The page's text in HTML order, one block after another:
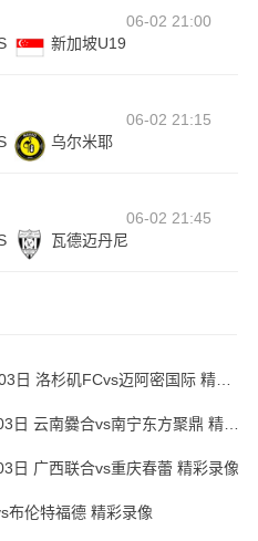
06-02 21:00
新加坡U19
06-02 21:15
乌尔米耶
06-02 21:45
瓦德迈丹尼
美冠杯1\/4决赛首回合 04月03日 洛杉矶FCvs迈阿密国际 精彩录像
中冠区域分组赛第1轮 04月03日 云南爨合vs南宁东方聚鼎 精彩录像
日 广西联合vs重庆春蕾 精彩录像
布伦特福德 精彩录像